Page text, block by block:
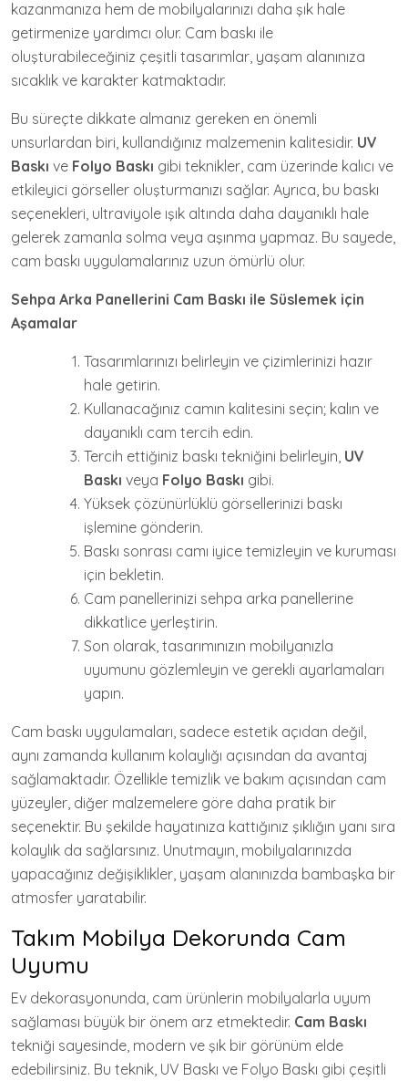
kazanmanıza hem de mobilyalarınızı daha şık hale
getirmenize yardımcı olur. Cam baskı ile
oluşturabileceğiniz çeşitli tasarımlar, yaşam alanınıza
sıcaklık ve karakter katmaktadır.
Bu süreçte dikkate almanız gereken en önemli
unsurlardan biri, kullandığınız malzemenin kalitesidir. UV
Baskı ve Folyo Baskı gibi teknikler, cam üzerinde kalıcı ve
etkileyici görseller oluşturmanızı sağlar. Ayrıca, bu baskı
seçenekleri, ultraviyole ışık altında daha dayanıklı hale
gelerek zamanla solma veya aşınma yapmaz. Bu sayede,
cam baskı uygulamalarınız uzun ömürlü olur.
Sehpa Arka Panellerini Cam Baskı ile Süslemek için
Aşamalar
Tasarımlarınızı belirleyin ve çizimlerinizi hazır
hale getirin.
Kullanacağınız camın kalitesini seçin; kalın ve
dayanıklı cam tercih edin.
Tercih ettiğiniz baskı tekniğini belirleyin, UV
Baskı veya Folyo Baskı gibi.
Yüksek çözünürlüklü görsellerinizi baskı
işlemine gönderin.
Baskı sonrası camı iyice temizleyin ve kuruması
için bekletin.
Cam panellerinizi sehpa arka panellerine
dikkatlice yerleştirin.
Son olarak, tasarımınızın mobilyanızla
uyumunu gözlemleyin ve gerekli ayarlamaları
yapın.
Cam baskı uygulamaları, sadece estetik açıdan değil,
aynı zamanda kullanım kolaylığı açısından da avantaj
sağlamaktadır. Özellikle temizlik ve bakım açısından cam
yüzeyler, diğer malzemelere göre daha pratik bir
seçenektir. Bu şekilde hayatınıza kattığınız şıklığın yanı sıra
kolaylık da sağlarsınız. Unutmayın, mobilyalarınızda
yapacağınız değişiklikler, yaşam alanınızda bambaşka bir
atmosfer yaratabilir.
Takım Mobilya Dekorunda Cam
Uyumu
Ev dekorasyonunda, cam ürünlerin mobilyalarla uyum
sağlaması büyük bir önem arz etmektedir. Cam Baskı
tekniği sayesinde, modern ve şık bir görünüm elde
edebilirsiniz. Bu teknik, UV Baskı ve Folyo Baskı gibi çeşitli